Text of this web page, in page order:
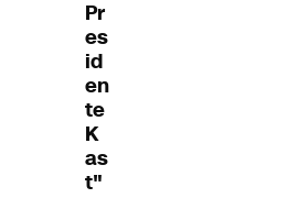
Pr
es
id
en
te
K
as
t"